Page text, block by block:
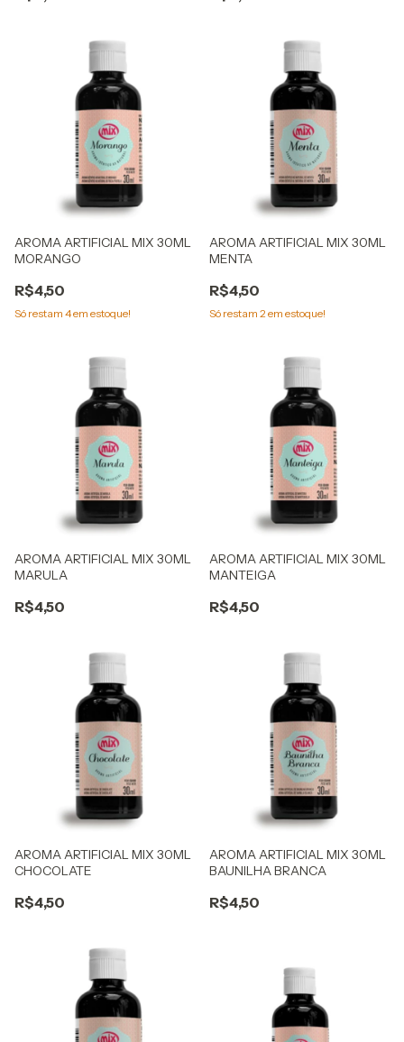
AROMA ARTIFICIAL MIX 30ML
MORANGO
R$4,50
Só restam 4em estoque!
AROMA ARTIFICIAL MIX 30ML
MENTA
R$4,50
Só restam 2 em estoque!
AROMA ARTIFICIAL MIX 30ML
MARULA
R$4,50
AROMA ARTIFICIAL MIX 30ML
MANTEIGA
R$4,50
AROMA ARTIFICIAL MIX 30ML
CHOCOLATE
R$4,50
AROMA ARTIFICIAL MIX 30ML
BAUNILHA BRANCA
R$4,50